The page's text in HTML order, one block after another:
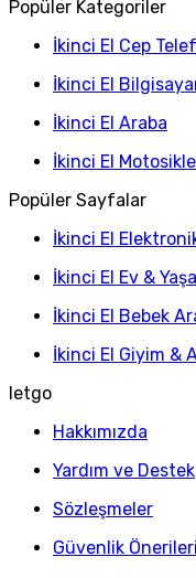
Popüler Kategoriler
İkinci El Cep
İkinci El
İkinci El Araba
İkinci El
Popüler Sayfalar
İkinci El
İkinci El Ev &
İkinci El Bebek
İkinci El Giyim &
letgo
Hakkımızda
Yardım ve Destek
Sözleşmeler
Güvenlik Önerileri